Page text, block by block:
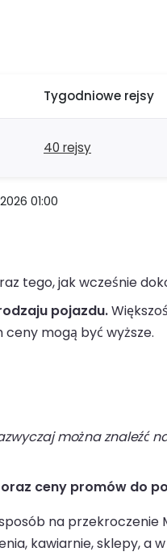
Tygodniowe rejsy
40 rejsy
01:00
tego, jak wcześnie
pojazdu.
mogą być wyższe.
można znaleźć
ceny promów do
na przekroczenie
kawiarnie, sklepy,